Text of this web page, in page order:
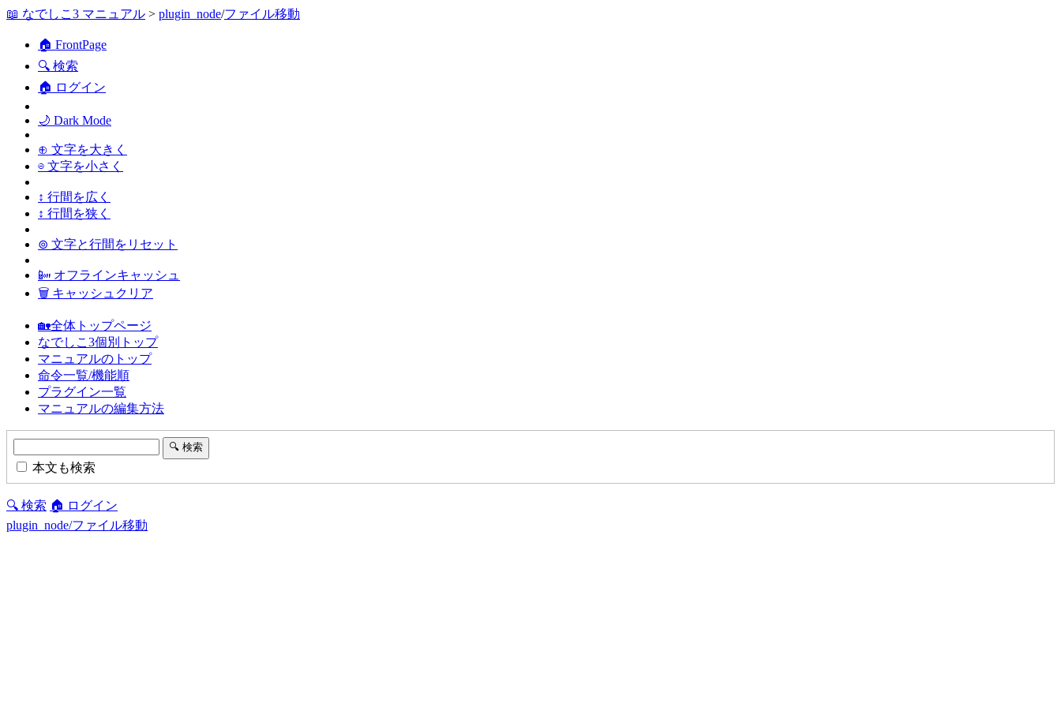
📖 なでしこ3 マニュアル > plugin_node/ファイル移動
🏠 FrontPage
🔍 検索
🏠 ログイン
🌙 Dark Mode
⊕ 文字を大きく
⊖ 文字を小さく
↕ 行間を広く
↕ 行間を狭く
⊚ 文字と行間をリセット
📴 オフラインキャッシュ
🗑 キャッシュクリア
🏡全体トップページ
なでしこ3個別トップ
マニュアルのトップ
命令一覧/機能順
プラグイン一覧
マニュアルの編集方法
本文も検索
🔍 検索 🏠 ログイン
plugin_node/ファイル移動